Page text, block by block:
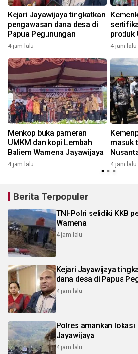
Kejari Jayawijaya tingkatkan
pengawasan dana desa di
Papua Pegunungan
4 jam lalu
produk
4 jam lalu
Menkop buka pameran
UMKM dan kopi Lembah
Baliem Wamena Jayawijaya
4 jam lalu
masuk
4 jam lalu
Berita Terpopuler
TNI-Polri selidiki KKB
Wamena
4 jam lalu
Kejari Jayawijaya
dana desa di Papua
4 jam lalu
Polres amankan lokasi
Jayawijaya
4 jam lalu